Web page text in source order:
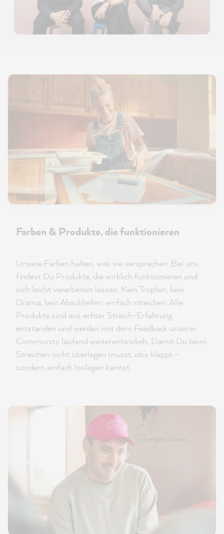
Farben & Produkte, die funktionieren
Unsere Farben halten, was sie versprechen. Bei uns
findest Du Produkte, die wirklich funktionieren und
sich leicht verarbeiten lassen. Kein Tropfen, kein
Drama, kein Abschleifen: einfach streichen. Alle
Produkte sind aus echter Streich-Erfahrung
entstanden und werden mit dem Feedback unserer
Community laufend weiterentwickelt. Damit Du beim
Streichen nicht überlegen musst, ob’s klappt –
sondern einfach loslegen kannst.